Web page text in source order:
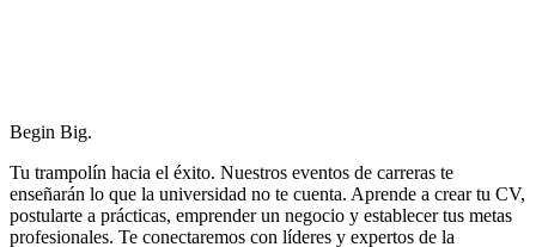
Begin Big.
Tu trampolín hacia el éxito. Nuestros eventos de carreras te
enseñarán lo que la universidad no te cuenta. Aprende a crear tu CV,
postularte a prácticas, emprender un negocio y establecer tus metas
profesionales. Te conectaremos con líderes y expertos de la